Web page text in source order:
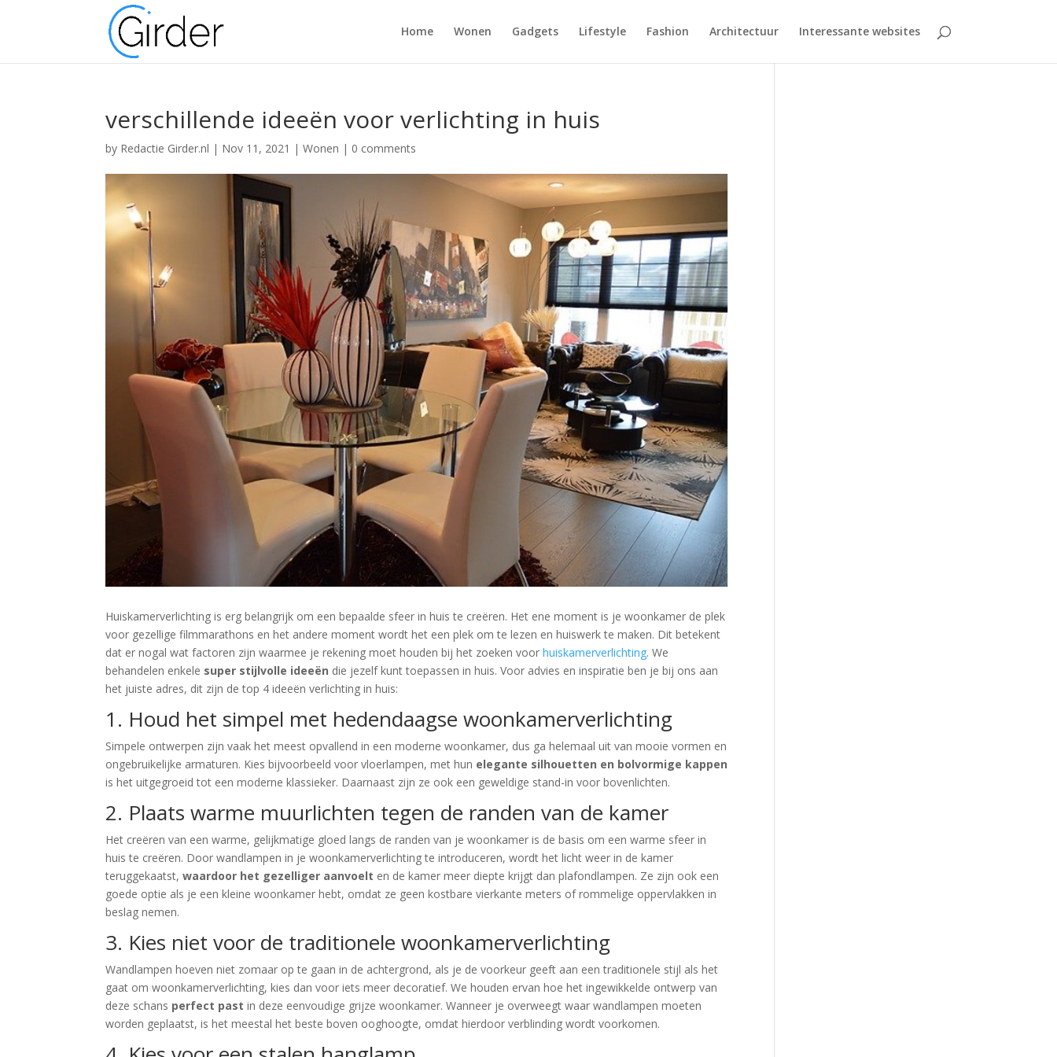
Home Wonen Gadgets Lifestyle Fashion Architectuur Interessante websites
verschillende ideeën voor verlichting in huis
by Redactie Girder.nl | Nov 11, 2021 |Wonen | 0 comments
Huiskamerverlichting is erg belangrijk om een bepaalde sfeer in huis te creëren. Het ene moment is je woonkamer de plek
voor gezellige filmmarathons en het andere moment wordt het een plek om te lezen en huiswerk te maken. Dit betekent
dat er nogal wat factoren zijn waarmee je rekening moet houden bij het zoeken voorhuiskamerverlichting. We
behandelen enkele super stijlvolle ideeën die jezelf kunt toepassen in huis. Voor advies en inspiratie ben je bij ons aan
het juiste adres, dit zijn de top 4 ideeën verlichting in huis:
1. Houd het simpel met hedendaagse woonkamerverlichting
Simpele ontwerpen zijn vaak het meest opvallend in een moderne woonkamer, dus ga helemaal uit van mooie vormen en
ongebruikelijke armaturen. Kies bijvoorbeeld voor vloerlampen, met hun elegante silhouetten en bolvormige kappen
is het uitgegroeid tot een moderne klassieker. Daarnaast zijn ze ook een geweldige stand-in voor bovenlichten.
2. Plaats warme muurlichten tegen de randen van de kamer
Het creëren van een warme, gelijkmatige gloed langs de randen van je woonkamer is de basis om een warme sfeer in
huis te creëren. Door wandlampen in je woonkamerverlichting te introduceren, wordt het licht weer in de kamer
teruggekaatst,waardoor het gezelliger aanvoelt en de kamer meer diepte krijgt dan plafondlampen. Ze zijn ook een
goede optie als je een kleine woonkamer hebt, omdat ze geen kostbare vierkante meters of rommelige oppervlakken in
beslag nemen.
3. Kies niet voor de traditionele woonkamerverlichting
Wandlampen hoeven niet zomaar op te gaan in de achtergrond, als je de voorkeur geeft aan een traditionele stijl als het
gaat om woonkamerverlichting, kies dan voor iets meer decoratief. We houden ervan hoe het ingewikkelde ontwerp van
deze schans perfect past in deze eenvoudige grijze woonkamer. Wanneer je overweegt waar wandlampen moeten
worden geplaatst, is het meestal het beste boven ooghoogte, omdat hierdoor verblinding wordt voorkomen.